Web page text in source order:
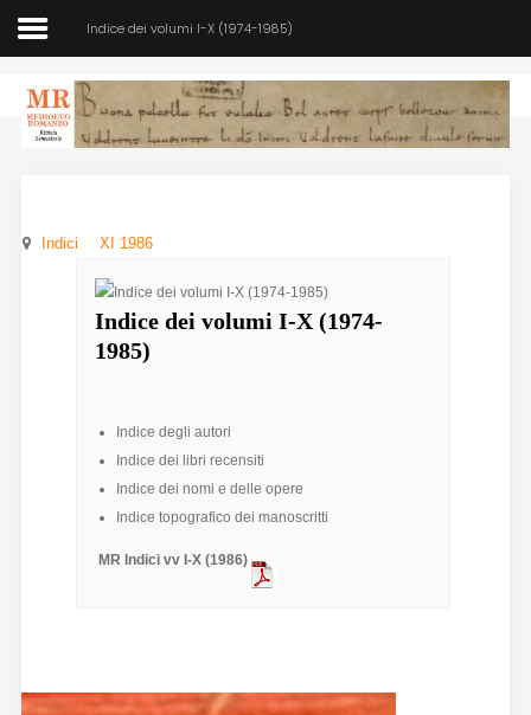
Medioevo Romanzo
Chi siamo
Direzione
Seminario
Diffusione
Indice dei volumi I-X (1974-1985)
Indici XI 1986
Indice dei volumi I-X (1974-
1985)
Indice degli autori
Indice dei libri recensiti
Indice dei nomi e delle opere
Indice topografico dei manoscritti
MR Indici vv I-X (1986)